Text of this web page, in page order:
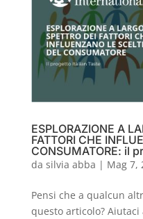
ESPLORAZIONE A
FATTORI CHE
CONSUMATORE: il
da silvia abba | Mag 7,
Pensi che a qualcun
questo articolo?